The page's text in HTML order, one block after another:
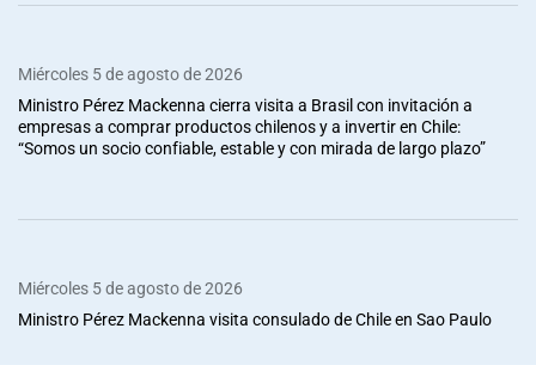
Miércoles 5 de agosto de 2026
Ministro Pérez Mackenna cierra visita a Brasil con invitación a
empresas a comprar productos chilenos y a invertir en Chile:
“Somos un socio confiable, estable y con mirada de largo plazo”
Miércoles 5 de agosto de 2026
Ministro Pérez Mackenna visita consulado de Chile en Sao Paulo